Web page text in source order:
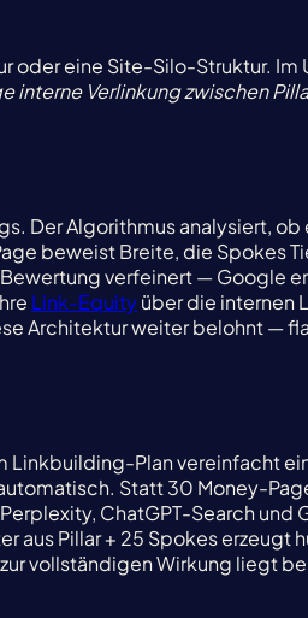
eine Site-Silo-Struktur. Im
interne Verlinkung zwischen
Der Algorithmus analysiert,
beweist Breite, die Spokes
verfeinert — Google
Link-Equityüber die internen
Architektur weiter belohnt —
Plan vereinfacht
Statt 30 Money-
ChatGPT-Search und
aus Pillar + 25 Spokes
vollständigen Wirkung liegt